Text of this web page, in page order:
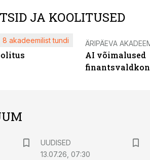
JA KOOLITUSED
8 akadeemilist tundi ÄRIPÄEVA
AI võimalused
UUDISED
13.07.26, 07:30